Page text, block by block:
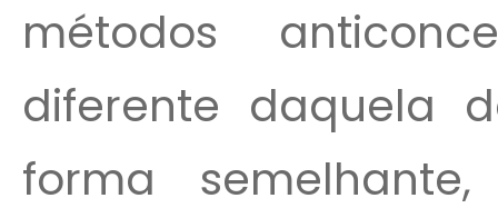
métodos
diferente daquela
forma